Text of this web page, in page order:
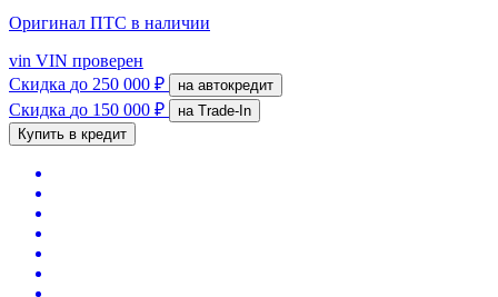
Оригинал ПТС в наличии
vin VIN проверен
Скидка до 250 000 ₽ на автокредит
Скидка до 150 000 ₽
на Trade-In
Купить в кредит